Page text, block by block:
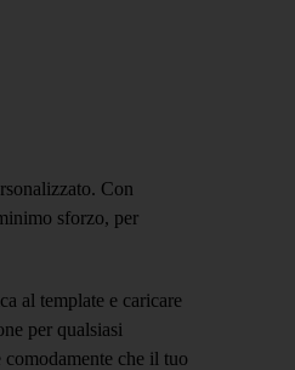
Con
sforzo, per
al template e caricare
per qualsiasi
comodamente che il tuo